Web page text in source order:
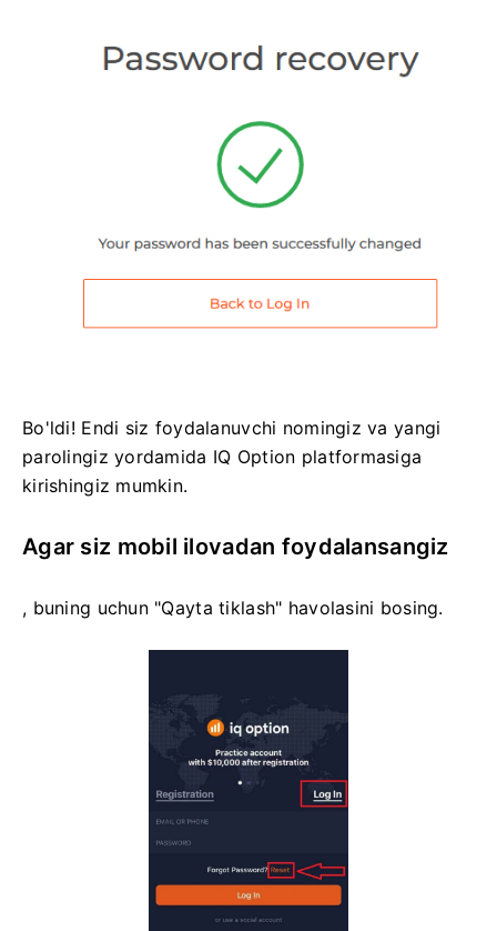
Bo'ldi! Endi siz foydalanuvchi nomingiz va yangi
parolingiz yordamida IQ Option platformasiga
kirishingiz mumkin.
Agar siz mobil ilovadan foydalansangiz
, buning uchun "Qayta tiklash" havolasini bosing.